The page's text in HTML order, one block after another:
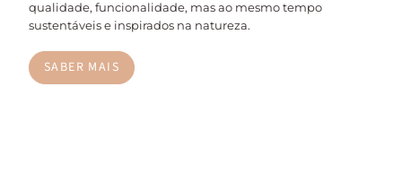
qualidade, funcionalidade, mas ao mesmo tempo
sustentáveis e inspirados na natureza.
SABER MAIS